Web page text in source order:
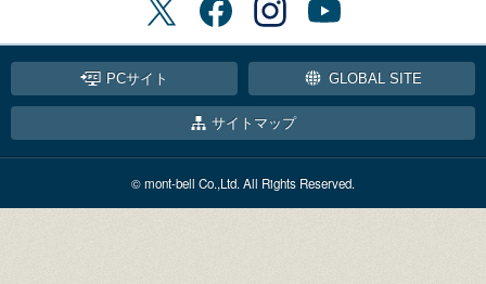
PCサイト GLOBAL SITE
サイトマップ
© mont-bell Co.,Ltd. All Rights Reserved.